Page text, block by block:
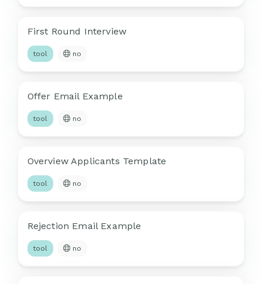
First Round Interview
tool no
Offer Email Example
tool no
Overview Applicants Template
tool no
Rejection Email Example
tool no